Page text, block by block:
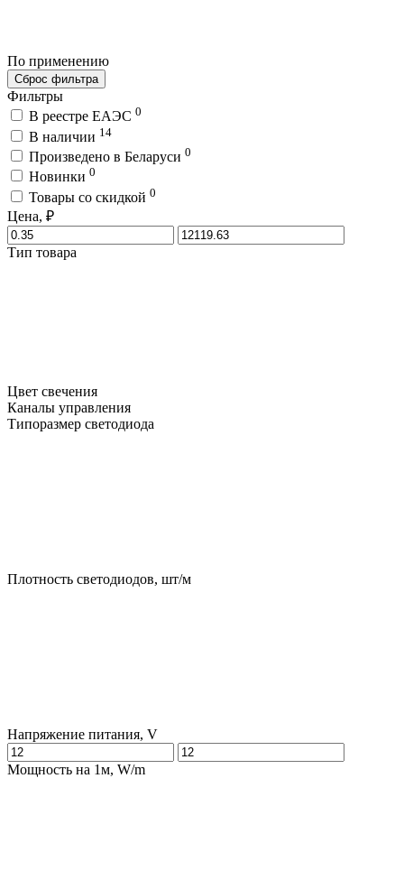
По применению
Сброс фильтра
Фильтры
В реестре ЕАЭС 0
В наличии 14
Произведено в Беларуси 0
Новинки 0
Товары со скидкой 0
Цена, ₽
Тип товара
Цвет свечения
Каналы управления
Типоразмер светодиода
Плотность светодиодов, шт/м
Напряжение питания, V
Мощность на 1м, W/m